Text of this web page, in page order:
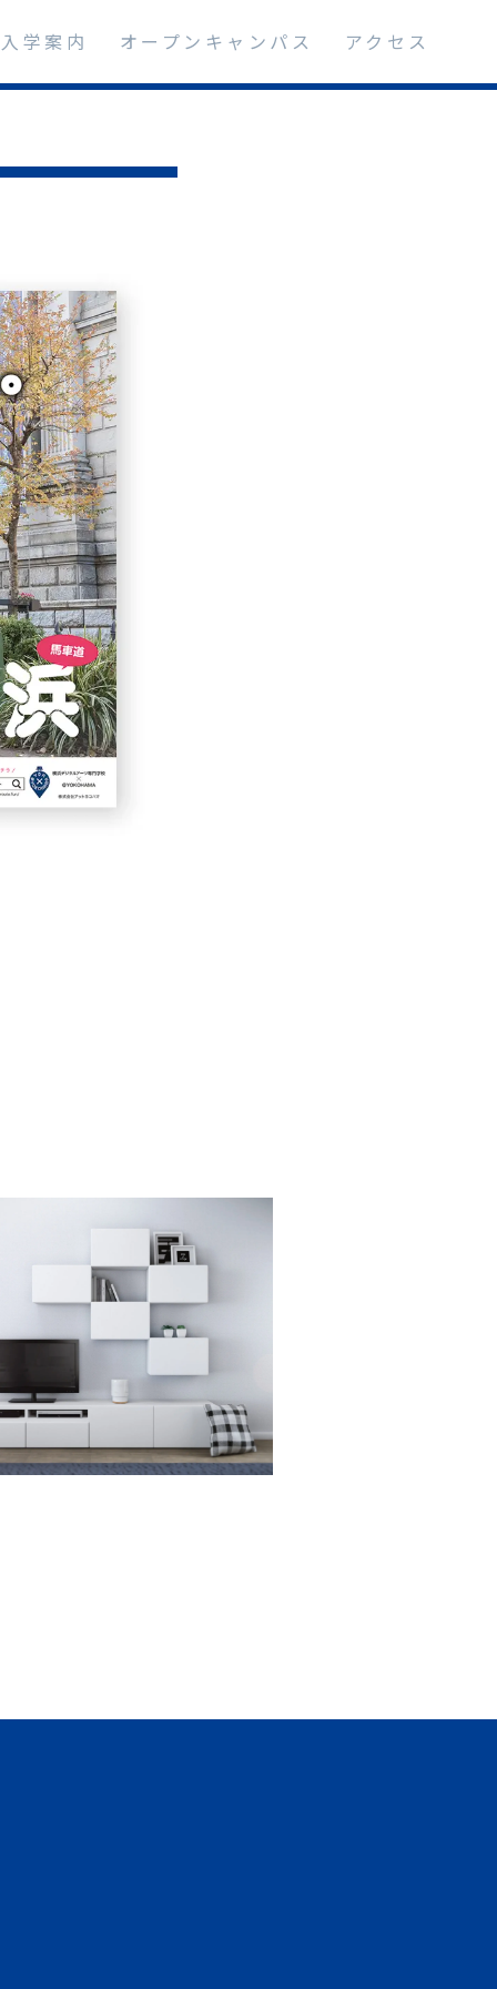
入学案内 オープンキャンパス アクセス